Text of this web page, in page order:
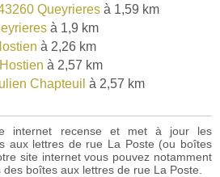
Queyrieres à 1,59 km
à 1,9 km
à 2,26 km
à 2,57 km
Chapteuil à 2,57 km
internet recense et met à jour les
aux lettres de rue La Poste (ou boîtes
site internet vous pouvez notamment
boîtes aux lettres de rue La Poste.